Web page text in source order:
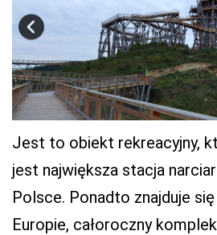
Jest to obiekt rekreacyjny,
jest największa stacja
Polsce. Ponadto znajduje
Europie, całoroczny